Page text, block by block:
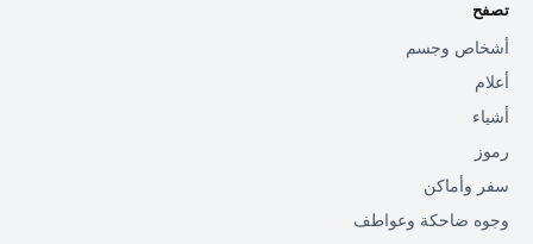
تصفح
أشخاص وجسم
أعلام
أشياء
رموز
سفر وأماكن
وجوه ضاحكة وعواطف